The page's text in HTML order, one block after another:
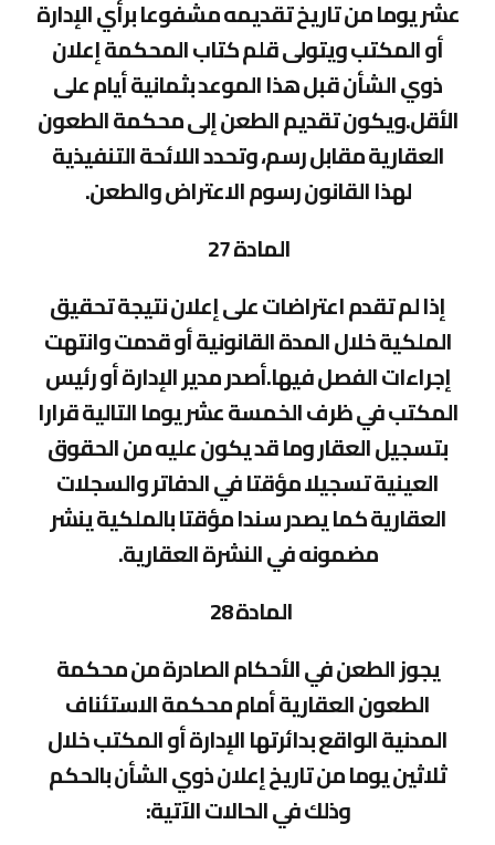
عشر يوما من تاريخ تقديمه مشفوعا برأي الإدارة
أو المكتب ويتولى قلم كتاب المحكمة إعلان
ذوي الشأن قبل هذا الموعد بثمانية أيام على
الأقل.ويكون تقديم الطعن إلى محكمة الطعون
العقارية مقابل رسم، وتحدد اللائحة التنفيذية
لهذا القانون رسوم الاعتراض والطعن.
المادة 27
إذا لم تقدم اعتراضات على إعلان نتيجة تحقيق
الملكية خلال المدة القانونية أو قدمت وانتهت
إجراءات الفصل فيها.أصدر مدير الإدارة أو رئيس
المكتب في ظرف الخمسة عشر يوما التالية قرارا
بتسجيل العقار وما قد يكون عليه من الحقوق
العينية تسجيلا مؤقتا في الدفاتر والسجلات
العقارية كما يصدر سندا مؤقتا بالملكية ينشر
مضمونه في النشرة العقارية.
المادة 28
يجوز الطعن في الأحكام الصادرة من محكمة
الطعون العقارية أمام محكمة الاستئناف
المدنية الواقع بدائرتها الإدارة أو المكتب خلال
ثلاثين يوما من تاريخ إعلان ذوي الشأن بالحكم
وذلك في الحالات الآتية: